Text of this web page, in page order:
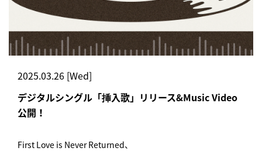
2025.03.26 [Wed]
デジタルシングル「挿入歌」リリース&Music Video
公開！
First Love is Never Returned、